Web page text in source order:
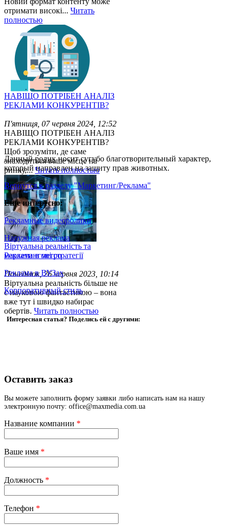
отримати високі... Читать
полностью
НАВІЩО ПОТРІБЕН АНАЛІЗ
РЕКЛАМИ КОНКУРЕНТІВ?
П'ятниця, 07 червня 2024, 12:52
НАВІЩО ПОТРІБЕН АНАЛІЗ
РЕКЛАМИ КОНКУРЕНТІВ?
Щоб зрозуміти, де саме
знаходиться ваше місце на
ринку,...Читать полностью
Віртуальна реальність та
маркетингові стратегії
Понеділок, 26 червня 2023, 10:14
Віртуальна реальність більше не
є науковою фантастикою – вона
вже тут і швидко набирає
обертів. Читать полностью
Данныйроликносит сугубо благотворительный характер,
который направлен на защиту прав животных.
Вернутся к разделу "Маркетинг/Реклама"
Еще интересно:
Рекламные видеоролики
Наружная реклама
Реклама в метро
Реклама в ВУЗах
Корпоративный стиль
Интересная статья? Поделись ей с другими:
Оставить заказ
Вы можете заполнить форму заявки либо написать нам на нашу
электронную почту: office@maxmedia.com.ua
Название компании *
Ваше имя *
Должность *
Телефон *